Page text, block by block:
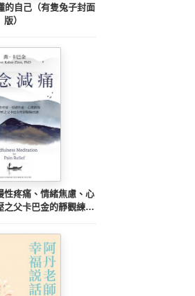
的自己（有隻兔子封面
版）
性疼痛、情緒焦慮、心
之父卡巴金的靜觀練習